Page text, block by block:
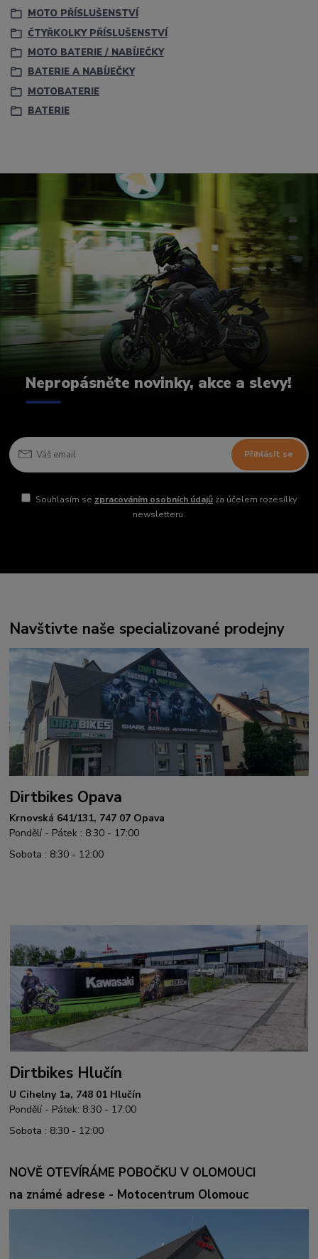
MOTO PŘÍSLUŠENSTVÍ
ČTYŘKOLKY PŘÍSLUŠENSTVÍ
MOTO BATERIE / NABÍJEČKY
BATERIE A NABÍJEČKY
MOTOBATERIE
BATERIE
Nepropásněte novinky, akce a slevy!
Přihlásit se
Souhlasím se zpracováním osobních údajůza účelem rozesílky
newsletteru.
Navštivte naše specializované prodejny
Dirtbikes Opava
Krnovská 641/131, 747 07 Opava
Pondělí - Pátek : 8:30 - 17:00
Sobota : 8:30 - 12:00
Dirtbikes Hlučín
U Cihelny 1a, 748 01 Hlučín
Pondělí - Pátek: 8:30 - 17:00
Sobota : 8:30 - 12:00
NOVĚ OTEVÍRÁME POBOČKU V OLOMOUCI
na známé adrese - Motocentrum Olomouc